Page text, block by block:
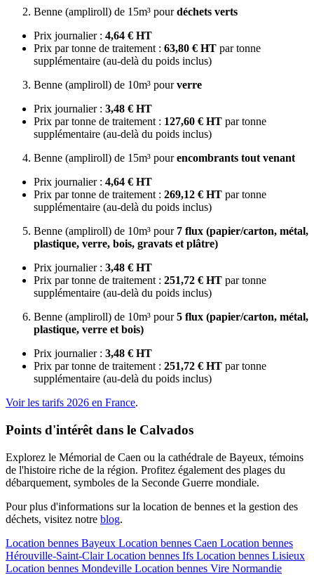
Benne (ampliroll) de 15m³ pourdéchets verts
Prix journalier : 4,64 € HT
Prix par tonne de traitement : 63,80 € HT par tonne
supplémentaire (au-delà du poids inclus)
Benne (ampliroll) de 10m³ pourverre
Prix journalier : 3,48 € HT
Prix par tonne de traitement : 127,60 € HT par tonne
supplémentaire (au-delà du poids inclus)
Benne (ampliroll) de 15m³ pourencombrants tout venant
Prix journalier : 4,64 € HT
Prix par tonne de traitement : 269,12 € HT par tonne
supplémentaire (au-delà du poids inclus)
Benne (ampliroll) de 10m³ pour 7 flux (papier/carton, métal,
plastique, verre, bois, gravats et plâtre)
Prix journalier : 3,48 € HT
Prix par tonne de traitement : 251,72 € HT par tonne
supplémentaire (au-delà du poids inclus)
Benne (ampliroll) de 10m³ pour5 flux (papier/carton, métal,
plastique, verre et bois)
Prix journalier : 3,48 € HT
Prix par tonne de traitement : 251,72 € HT par tonne
supplémentaire (au-delà du poids inclus)
Voir les tarifs 2026 en France.
Points d'intérêt dans le Calvados
Explorez le Mémorial de Caen ou la cathédrale de Bayeux, témoins
de l'histoire riche de la région. Profitez également des plages du
débarquement, symboles de la Seconde Guerre mondiale.
Pour plus d'informations sur la location de bennes et la gestion des
déchets, visitez notre blog.
Location bennes Bayeux Location bennes Caen Location bennes
Hérouville-Saint-Clair Location bennes Ifs Location bennes Lisieux
Location bennes Mondeville Location bennes Vire Normandie